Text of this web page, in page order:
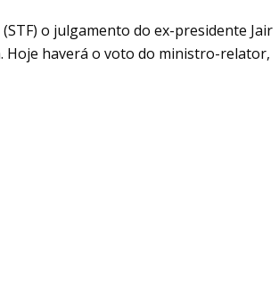
o julgamento do ex-presidente Jair
Hoje haverá o voto do ministro-relator,